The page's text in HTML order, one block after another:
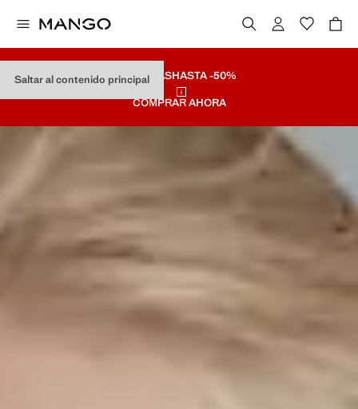
Saltar al contenido principal
REBAJASHASTA -50%
COMPRAR AHORA